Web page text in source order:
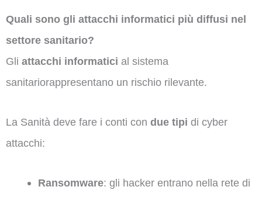
Quali sono gli attacchi informatici più diffusi nel
settore sanitario?
Gli attacchi informatici al sistema
sanitariorappresentano un rischio rilevante.
La Sanità deve fare i conti con due tipi di cyber
attacchi:
Ransomware: gli hacker entrano nella rete di